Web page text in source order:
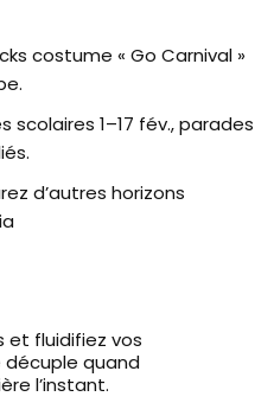
costume « Go Carnival »
scolaires 1–17 fév., parades
d’autres horizons
et fluidifiez vos
décuple quand
l’instant.